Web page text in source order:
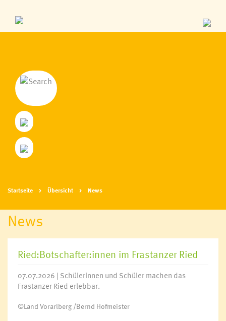
Startseite Übersicht News
News
Ried:Botschafter:innen im Frastanzer Ried
07.07.2026 | Schülerinnen und Schüler machen das
Frastanzer Ried erlebbar.
©Land Vorarlberg /Bernd Hofmeister